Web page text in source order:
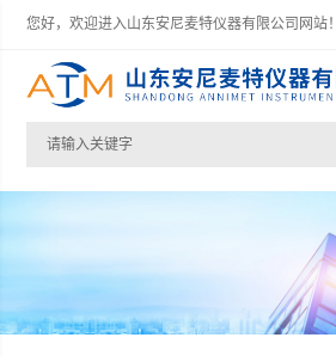
您好，欢迎进入山东安尼麦特仪器有限公司网站！